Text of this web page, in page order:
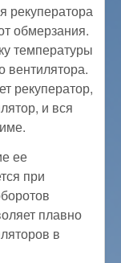
рекуператора
обмерзания.
температуры
вентилятора.
рекуператор,
и вся
ее
при
плавно
в